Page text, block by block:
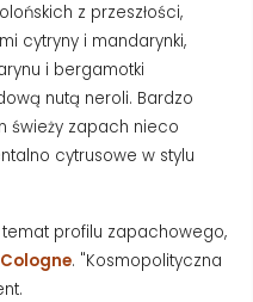
z przeszłości,
cytryny i mandarynki,
i bergamotki
nutą neroli. Bardzo
świeży zapach nieco
cytrusowe w stylu
profilu zapachowego,
. "Kosmopolityczna